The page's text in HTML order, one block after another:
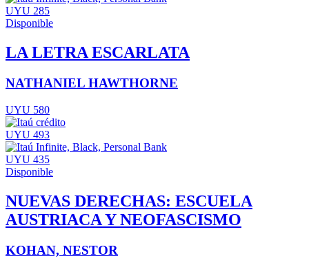
UYU 285
Disponible
LA LETRA ESCARLATA
NATHANIEL HAWTHORNE
UYU 580
UYU 493
UYU 435
Disponible
NUEVAS DERECHAS: ESCUELA
AUSTRIACA Y NEOFASCISMO
KOHAN, NESTOR